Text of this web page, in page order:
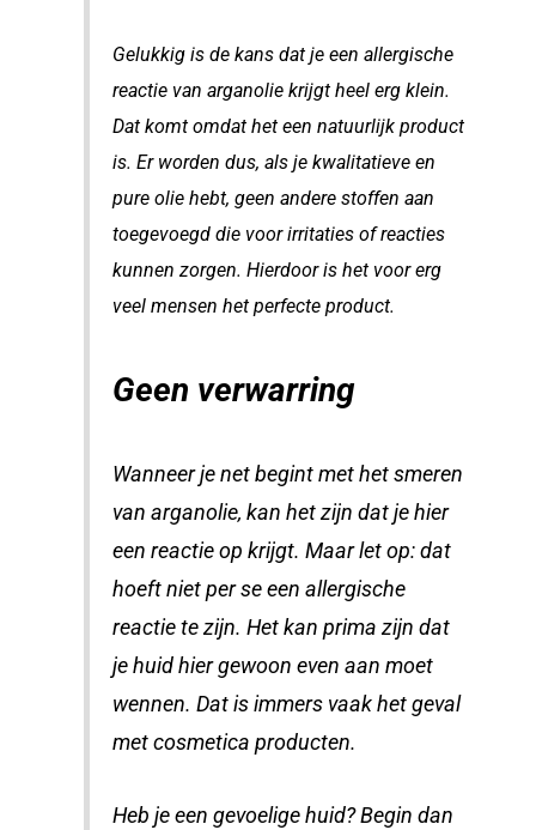
Gelukkig is de kans dat je een allergische
reactie van arganolie krijgt heel erg klein.
Dat komt omdat het een natuurlijk product
is. Er worden dus, als je kwalitatieve en
pure olie hebt, geen andere stoffen aan
toegevoegd die voor irritaties of reacties
kunnen zorgen. Hierdoor is het voor erg
veel mensen het perfecte product.
Geen verwarring
Wanneer je net begint met het smeren
van arganolie, kan het zijn dat je hier
een reactie op krijgt. Maar let op: dat
hoeft niet per se een allergische
reactie te zijn. Het kan prima zijn dat
je huid hier gewoon even aan moet
wennen. Dat is immers vaak het geval
met cosmetica producten.
Heb je een gevoelige huid? Begin dan